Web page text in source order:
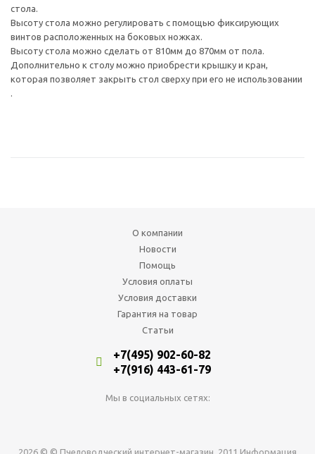
стола.
Высоту стола можно регулировать с помощью фиксирующих
винтов расположенных на боковых ножках.
Высоту стола можно сделать от 810мм до 870мм от пола.
Дополнительно к столу можно приобрести крышку и кран,
которая позволяет закрыть стол сверху при его не использовании
.
О компании
Новости
Помощь
Условия оплаты
Условия доставки
Гарантия на товар
Статьи
+7(495) 902-60-82
+7(916) 443-61-79
Мы в социальных сетях:
2026 © © Пчеловодческий интернет-магазин, 2011 Информация